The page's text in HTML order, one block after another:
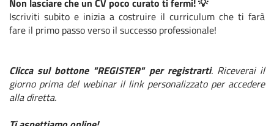
Iscriviti subito e inizia a costruire il curriculum che ti farà
fare il primo passo verso il successo professionale!
Clicca sul bottone "REGISTER" per registrarti. Riceverai il
giorno prima del webinar il link personalizzato per accedere
alla diretta.